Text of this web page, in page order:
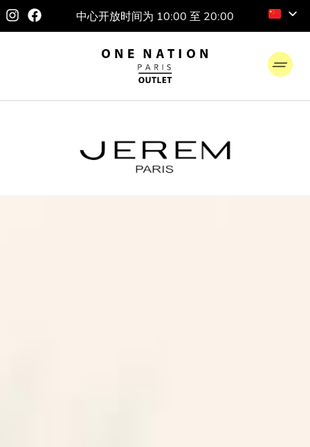
中心开放时间为 10:00 至 20:00